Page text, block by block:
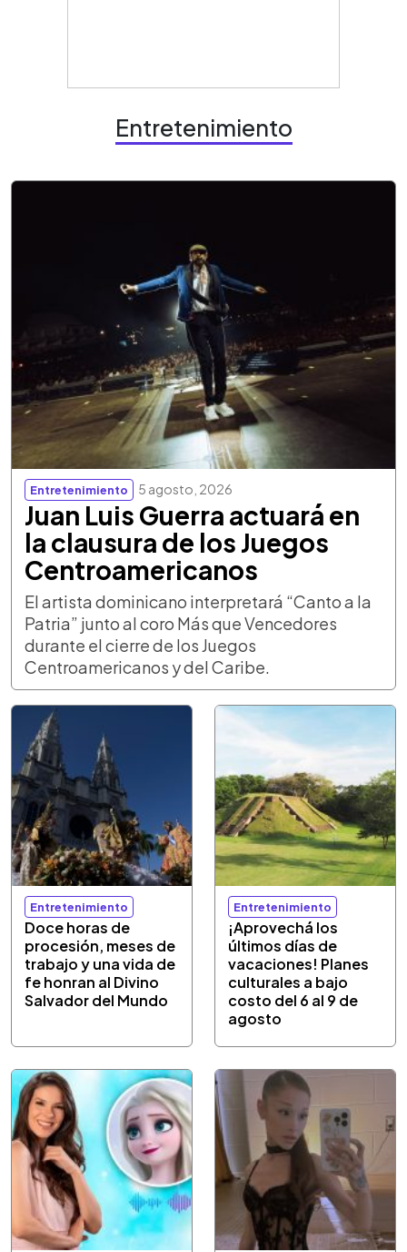
Entretenimiento
Entretenimiento 5 agosto, 2026
Juan Luis Guerra actuará en
la clausura de los Juegos
Centroamericanos
El artista dominicano interpretará “Canto a la
Patria” junto al coro Más que Vencedores
durante el cierre de los Juegos
Centroamericanos y del Caribe.
Entretenimiento
Doce horas de
procesión, meses de
trabajo y una vida de
fe honran al Divino
Salvador del Mundo
Entretenimiento
¡Aprovechá los
últimos días de
vacaciones! Planes
culturales a bajo
costo del 6 al 9 de
agosto